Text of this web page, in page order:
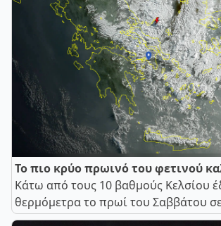
Το πιο κρύο πρωινό του φετινού
Κάτω από τους 10 βαθμούς Κελσίου
θερμόμετρα το πρωί του Σαββάτου